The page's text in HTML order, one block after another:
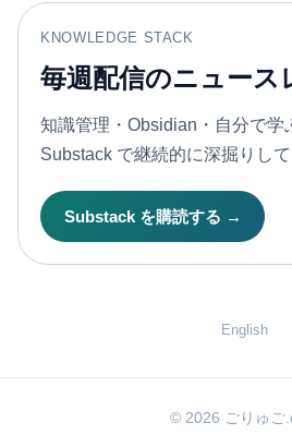
KNOWLEDGE STACK
毎週配信のニュース
知識管理・Obsidian・自分で学
Substack で継続的に深掘りして
Substack を購読する →
English
© 2026 ごりゅご